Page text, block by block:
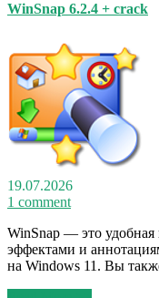
WinSnap 6.2.4 + crack
19.07.2026
1 comment
WinSnap — это удобная
эффектами и
на Windows 11. Вы